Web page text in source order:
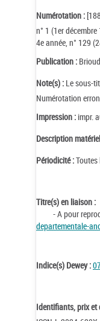
Numérotation :
n° 1 (1er
4e année, n° 129
Publication :
Note(s) : Le sous-
Numérotation
Impression : impr.
Description
Périodicité :
Titre(s) en liaison :
- A pour
departementale-
Indice(s) Dewey :
Identifiants, prix et